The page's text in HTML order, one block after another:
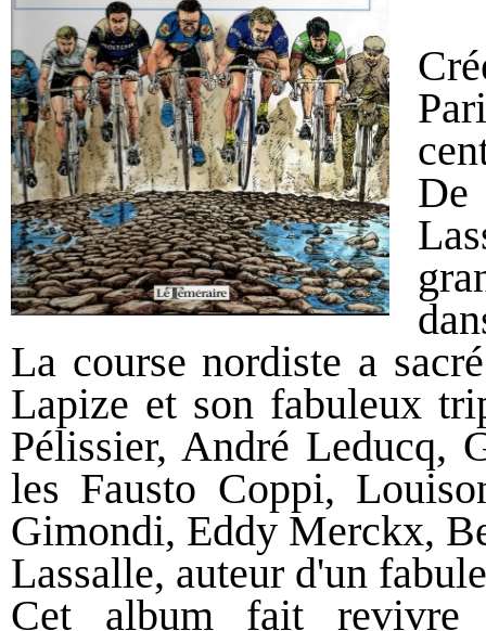
De
La course nordiste a
Lapize et son fabuleux
Pélissier, André Leducq,
les Fausto Coppi,
Gimondi, Eddy Merckx,
Lassalle, auteur d'un
Cet album fait revivre